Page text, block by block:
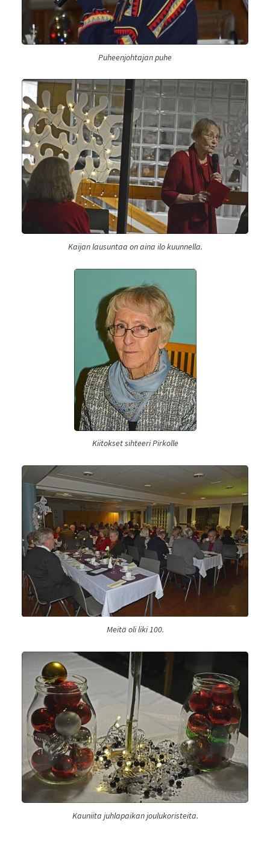
Puheenjohtajan puhe
Kaijan lausuntaa on aina ilo kuunnella.
Kiitokset sihteeri Pirkolle
Meitä oli liki 100.
Kauniita juhlapaikan joulukoristeita.